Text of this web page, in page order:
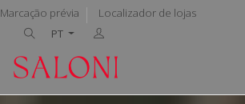
Marcação prévia
Localizador de lojas
PT